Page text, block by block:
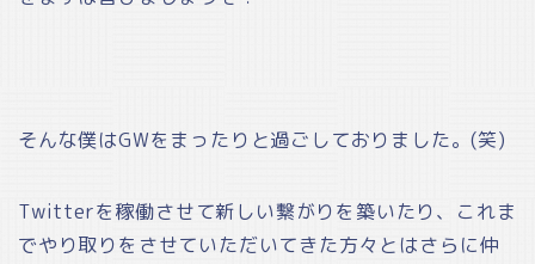
そんな僕はGWをまったりと過ごしておりました。(笑)
Twitterを稼働させて新しい繋がりを築いたり、これま
でやり取りをさせていただいてきた方々とはさらに仲